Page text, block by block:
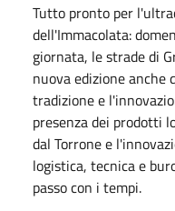
Tutto pronto per
dell'Immacolata:
giornata, le strade di
nuova edizione anche
tradizione e
presenza dei prodotti
dal Torrone e
logistica, tecnica e
passo con i tempi.